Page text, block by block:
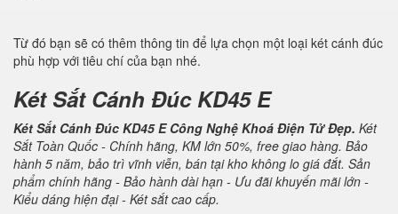
Từ đó bạn sẽ có thêm thông tin để lựa chọn một loại két cánh đúc
phù hợp với tiêu chí của bạn nhé.
Két Sắt Cánh Đúc KD45 E
Két Sắt Cánh Đúc KD45 E Công Nghệ Khoá Điện Tử Đẹp. Két
Sắt Toàn Quốc - Chính hãng, KM lớn 50%, free giao hàng. Bảo
hành 5 năm, bảo trì vĩnh viễn, bán tại kho không lo giá đắt. Sản
phẩm chính hãng - Bảo hành dài hạn - Ưu đãi khuyến mãi lớn -
Kiểu dáng hiện đại - Két sắt cao cấp.